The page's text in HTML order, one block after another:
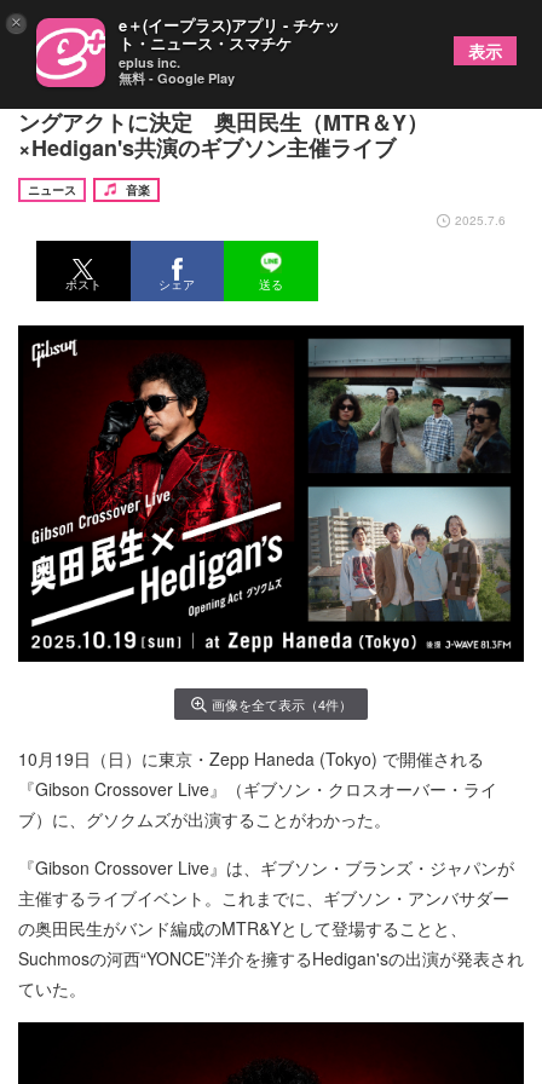
グソクムズが『Gibson Crossover Live』オープニ
ングアクトに決定 奥田民生（MTR＆Y）
×Hedigan's共演のギブソン主催ライブ
ニュース
音楽
2025.7.6
ポスト シェア 送る
画像を全て表示（4件）
10月19日（日）に東京・Zepp Haneda (Tokyo) で開催される
『Gibson Crossover Live』（ギブソン・クロスオーバー・ライ
ブ）に、グソクムズが出演することがわかった。
『Gibson Crossover Live』は、ギブソン・ブランズ・ジャパンが
主催するライブイベント。これまでに、ギブソン・アンバサダー
の奥田民生がバンド編成のMTR&Yとして登場することと、
Suchmosの河西“YONCE”洋介を擁するHedigan'sの出演が発表され
ていた。
× e＋(イープラス)アプリ - チケッ
ト・ニュース・スマチケ
eplus inc.
無料 - Google Play
表示